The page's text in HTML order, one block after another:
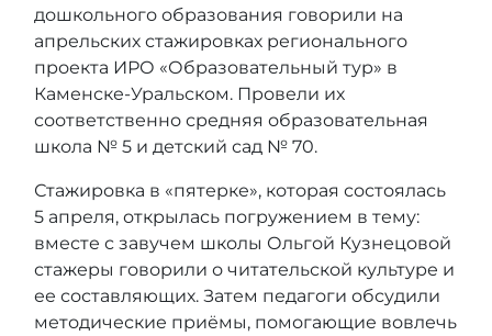
дошкольного образования говорили на
апрельских стажировках регионального
проекта ИРО «Образовательный тур» в
Каменске-Уральском. Провели их
соответственно средняя образовательная
школа № 5 и детский сад № 70.
Стажировка в «пятерке», которая состоялась
5 апреля, открылась погружением в тему:
вместе с завучем школы Ольгой Кузнецовой
стажеры говорили о читательской культуре и
ее составляющих. Затем педагоги обсудили
методические приёмы, помогающие вовлечь